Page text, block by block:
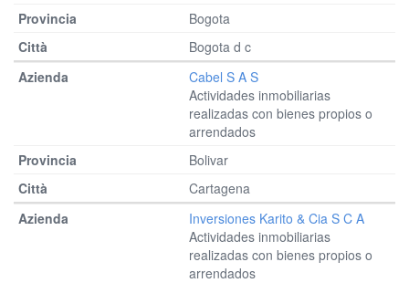
Bogota
Bogota d c
Cabel S A S
Actividades inmobiliarias
realizadas con bienes propios o
arrendados
Bolivar
Cartagena
Inversiones Karito & Cia S C A
Actividades inmobiliarias
realizadas con bienes propios o
arrendados